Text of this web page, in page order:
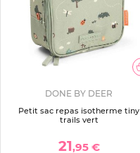
DONE BY DEER
Petit sac repas isotherme tiny
trails vert
21,95 €